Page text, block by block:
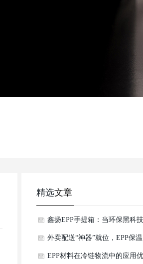
精选文章
鑫扬EPP手提箱：当环保黑科技
遇上出行美学，重新定义行李
天花板
外卖配送“神器”就位，EPP保温
箱升数怎么选？
EPP材料在冷链物流中的应用优